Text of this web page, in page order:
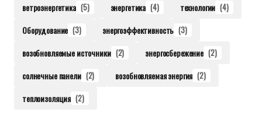
ветроэнергетика (5) энергетика (4) технологии (4)
Оборудование (3) энергоэффективность (3)
возобновляемые источники (2) энергосбережение (2)
солнечные панели (2) возобновляемая энергия (2)
теплоизоляция (2)